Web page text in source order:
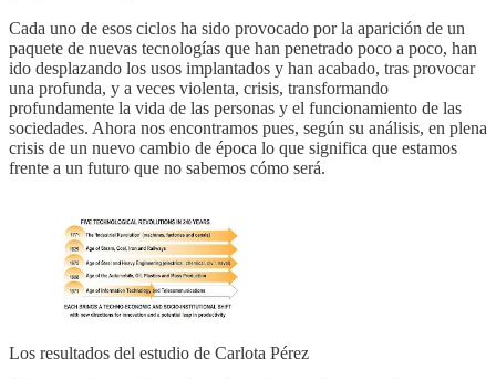
Cada uno de esos ciclos ha sido provocado por la aparición de un
paquete de nuevas tecnologías que han penetrado poco a poco, han
ido desplazando los usos implantados y han acabado, tras provocar
una profunda, y a veces violenta, crisis, transformando
profundamente la vida de las personas y el funcionamiento de las
sociedades. Ahora nos encontramos pues, según su análisis, en plena
crisis de un nuevo cambio de época lo que significa que estamos
frente a un futuro que no sabemos cómo será.
Los resultados del estudio de Carlota Pérez